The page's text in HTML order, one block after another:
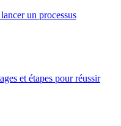
un processus
et étapes pour réussir